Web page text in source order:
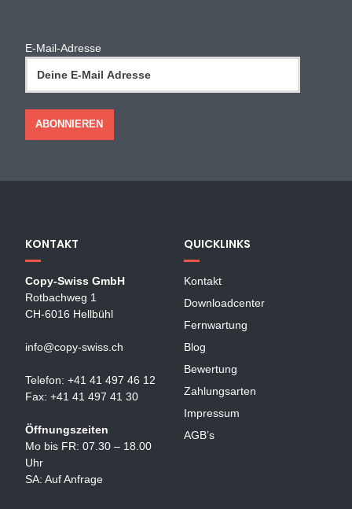
E-Mail-Adresse
KONTAKT
Copy-Swiss GmbH
Rotbachweg 1
CH-6016 Hellbühl
info@copy-swiss.ch
Telefon: +41 41 497 46 12
Fax: +41 41 497 41 30
Öffnungszeiten
Mo bis FR: 07.30 – 18.00
Uhr
SA: Auf Anfrage
QUICKLINKS
Kontakt
Downloadcenter
Fernwartung
Blog
Bewertung
Zahlungsarten
Impressum
AGB’s